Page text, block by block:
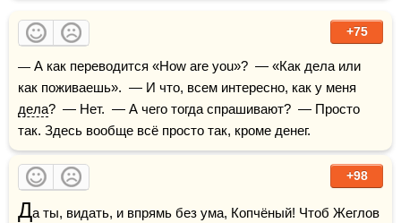
+75
— А как переводится «How are you»?  — «Как дела или
дела?  — Нет.  — А чего тогда спрашивают?  — Просто
так. Здесь вообще всё просто так, кроме денег.
+98
Да ты, видать, и впрямь без ума, Копчёный! Чтоб Жеглов